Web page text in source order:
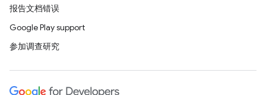
报告文档错误
Google Play support
参加调查研究